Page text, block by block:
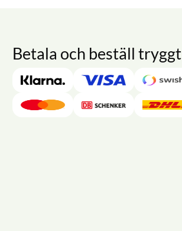
Betala och beställ tryggt